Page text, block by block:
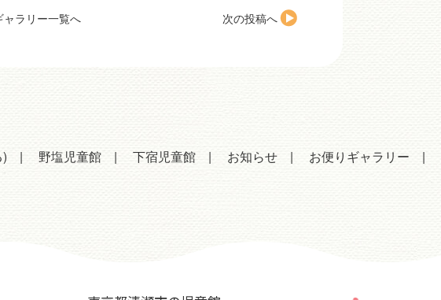
ャラリー一覧へ 次の投稿へ
野塩児童館 下宿児童館 お知らせ お便りギャラリー